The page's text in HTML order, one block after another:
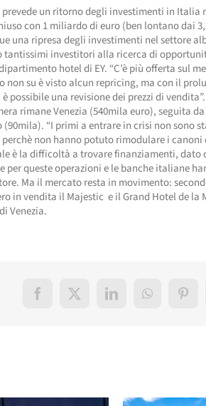
prevede un ritorno degli investimenti in Italia
con 1 miliardo di euro (ben lontano dai
una ripresa degli investimenti nel settore
tantissimi investitori alla ricerca di
hotel di EY. “C’è più offerta sul
non su è visto alcun repricing, ma con il
possibile una revisione dei prezzi di
rimane Venezia (540mila euro), seguita
“I primi a entrare in crisi non sono
non hanno potuto rimodulare i canoni
è la difficoltà a trovare finanziamenti, dato
queste operazioni e le banche italiane
Ma il mercato resta in movimento:
in vendita il Majestic e il Grand Hotel de la
Venezia.
Facebook
X LinkedInWhatsApp